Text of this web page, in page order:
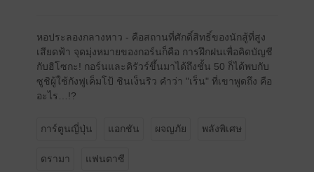
หอประลองกลางหาว - คือสถานที่ศักดิ์สิทธิ์ของนักสู้ที่สูง
เสียดฟ้า จุดมุ่งหมายของกอร์นก็คือ การฝึกฝนเพื่อคิดบัญชี
กับฮิโซกะ! กอร์นและคิรัวร์ขึ้นมาได้ถึงชั้น 50 ก็ได้พบกับ
ซูชิผู้ใช้กังฟูเค็มโป้ ชินเง็นริว คำว่า "เร็น" ที่เขาพูดถึง คือ
อะไร…!?
การ์ตูนญี่ปุ่น แอกชัน ผจญภัย พลังพิเศษ
ดรามา แฟนตาซี